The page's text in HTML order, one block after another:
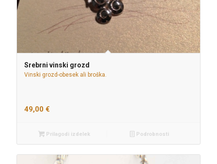
Srebrni vinski grozd
Vinski grozd-obesek ali broška.
49,00 €
Prilagodi izdelek Podrobnosti